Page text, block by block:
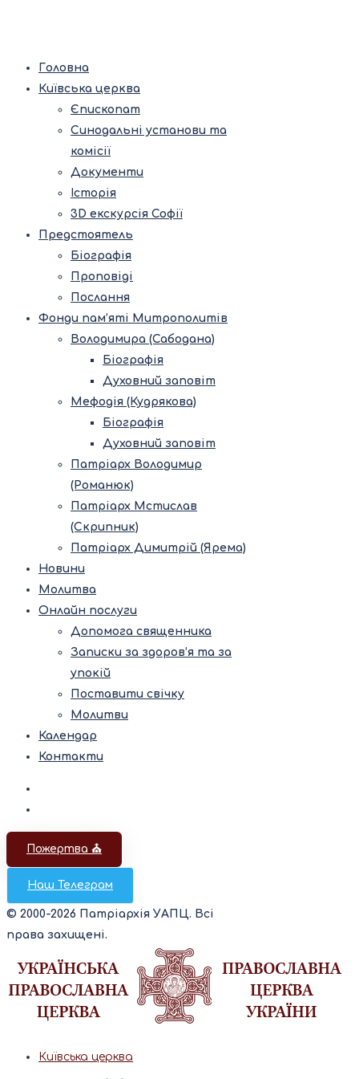
Головна
Київська церква
Єпископат
Синодальні установи та
комісії
Документи
Історія
3D екскурсія Софії
Предстоятель
Біографія
Проповіді
Послання
Фонди пам’яті Митрополитів
Володимира (Сабодана)
Біографія
Духовний заповіт
Мефодія (Кудрякова)
Біографія
Духовний заповіт
Патріарх Володимир
(Романюк)
Патріарх Мстислав
(Скрипник)
Патріарх Димитрій (Ярема)
Новини
Молитва
Онлайн послуги
Допомога священника
Записки за здоров’я та за
упокій
Поставити свічку
Молитви
Календар
Контакти
Пожертва ⛪️
Наш Телеграм
© 2000-2026 Патріархія УАПЦ. Всі
права захищені.
Київська церква